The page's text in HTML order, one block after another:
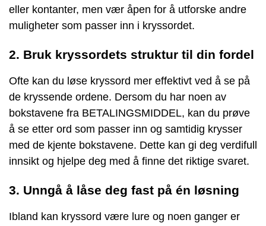
eller kontanter, men vær åpen for å utforske andre
muligheter som passer inn i kryssordet.
2. Bruk kryssordets struktur til din fordel
Ofte kan du løse kryssord mer effektivt ved å se på
de kryssende ordene. Dersom du har noen av
bokstavene fra BETALINGSMIDDEL, kan du prøve
å se etter ord som passer inn og samtidig krysser
med de kjente bokstavene. Dette kan gi deg verdifull
innsikt og hjelpe deg med å finne det riktige svaret.
3. Unngå å låse deg fast på én løsning
Ibland kan kryssord være lure og noen ganger er